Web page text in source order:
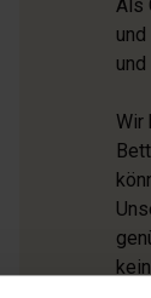
Als
Wir